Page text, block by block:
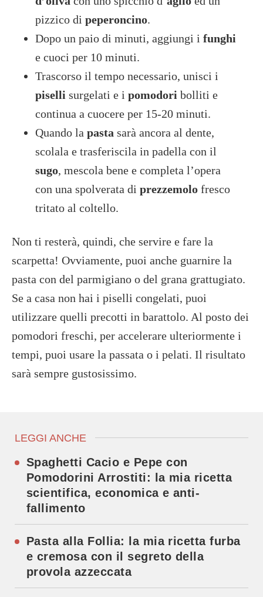
pizzico di peperoncino.
Dopo un paio di minuti, aggiungi i funghi
e cuoci per 10 minuti.
Trascorso il tempo necessario, unisci i
piselli surgelati e i pomodori bolliti e
continua a cuocere per 15-20 minuti.
Quando la pasta sarà ancora al dente,
scolala e trasferiscila in padella con il
sugo, mescola bene e completa l’opera
con una spolverata di prezzemolo fresco
tritato al coltello.
Non ti resterà, quindi, che servire e fare la
scarpetta! Ovviamente, puoi anche guarnire la
pasta con del parmigiano o del grana grattugiato.
Se a casa non hai i piselli congelati, puoi
utilizzare quelli precotti in barattolo. Al posto dei
pomodori freschi, per accelerare ulteriormente i
tempi, puoi usare la passata o i pelati. Il risultato
sarà sempre gustosissimo.
LEGGI ANCHE
Spaghetti Cacio e Pepe con
Pomodorini Arrostiti: la mia ricetta
scientifica, economica e anti-
fallimento
Pasta alla Follia: la mia ricetta furba
e cremosa con il segreto della
provola azzeccata